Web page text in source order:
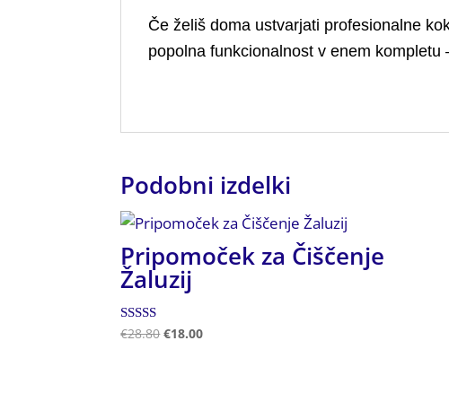
Če želiš doma ustvarjati profesionalne
popolna funkcionalnost v enem
Podobni izdelki
Pripomoček za Čiščenje
Žaluzij
Ocenjeno
€28.80 €18.00